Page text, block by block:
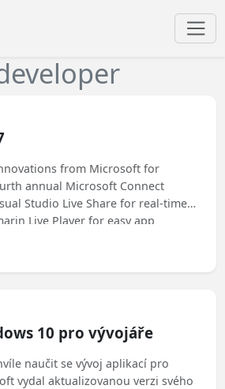
from Microsoft for
annual Microsoft Connect
Studio Live Share for real-time
Live Player for easy app
there's something for everyone.
updates on Azure, DevOps,
intelligence. Read on to find out
10 pro vývojáře
naučit se vývoj aplikací pro
vydal aktualizovanou verzi svého